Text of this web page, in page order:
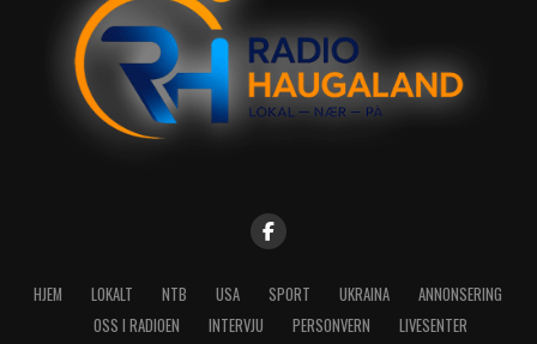
HJEM LOKALT NTB USA SPORT UKRAINA
ANNONSERING
OSS I RADIOEN
INTERVJU PERSONVERN LIVESENTER